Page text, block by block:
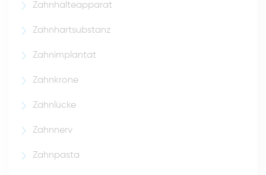
Zahnhalteapparat
Zahnhartsubstanz
Zahnimplantat
Zahnkrone
Zahnlücke
Zahnnerv
Zahnpasta